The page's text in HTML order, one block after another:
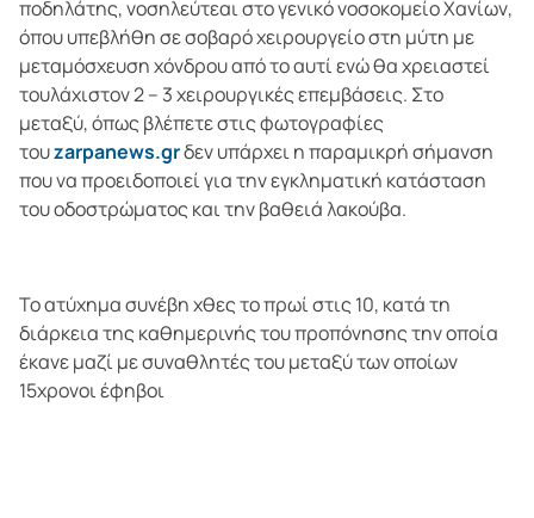
ποδηλάτης, νοσηλεύτεαι στο γενικό νοσοκομείο Χανίων,
όπου υπεβλήθη σε σοβαρό χειρουργείο στη μύτη με
μεταμόσχευση χόνδρου από το αυτί ενώ θα χρειαστεί
τουλάχιστον 2 – 3 χειρουργικές επεμβάσεις. Στο
μεταξύ, όπως βλέπετε στις φωτογραφίες
τουzarpanews.grδεν υπάρχει η παραμικρή σήμανση
που να προειδοποιεί για την εγκληματική κατάσταση
του οδοστρώματος και την βαθειά λακούβα.
Το ατύχημα συνέβη χθες το πρωί στις 10, κατά τη
διάρκεια της καθημερινής του προπόνησης την οποία
έκανε μαζί με συναθλητές του μεταξύ των οποίων
15χρονοι έφηβοι